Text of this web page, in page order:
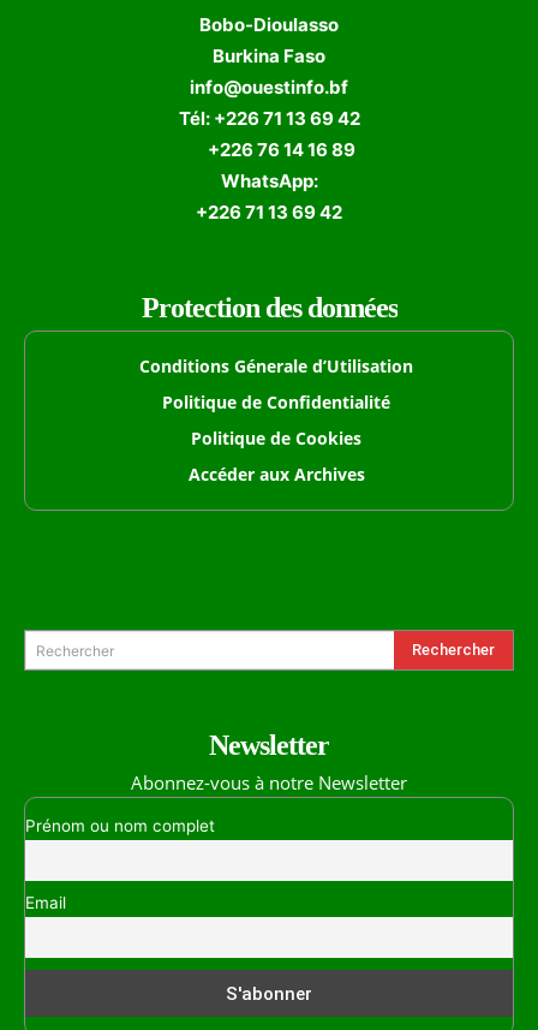
Bobo-Dioulasso
Burkina Faso
info@ouestinfo.bf
Tél: +226 71 13 69 42
+226 76 14 16 89
WhatsApp:
+226 71 13 69 42
Protection des données
Conditions Génerale d’Utilisation
Politique de Confidentialité
Politique de Cookies
Accéder aux Archives
Rechercher Rechercher
Newsletter
Abonnez-vous à notre Newsletter
Prénom ou nom complet
Email